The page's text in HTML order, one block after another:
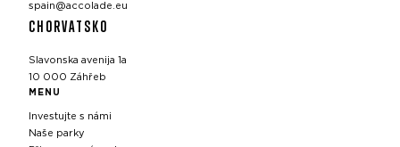
spain@accolade.eu
CHORVATSKO
Slavonska avenija 1a
10 000 Záhřeb
MENU
Investujte s námi
Naše parky